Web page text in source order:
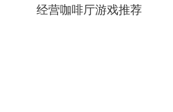
经营咖啡厅游戏推荐